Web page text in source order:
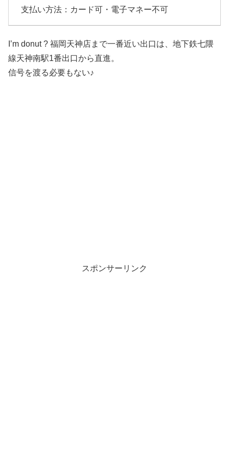
支払い方法：カード可・電子マネー不可
I’m donut ? 福岡天神店まで一番近い出口は、地下鉄七隈
線天神南駅1番出口から直進。
信号を渡る必要もない♪
スポンサーリンク